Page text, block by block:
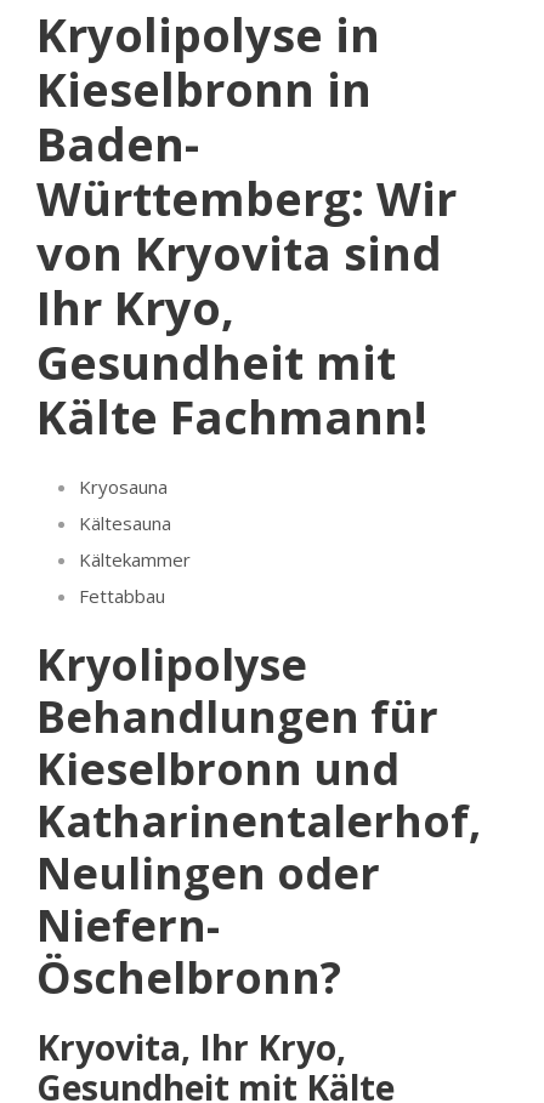
Kryolipolyse in
Kieselbronn in
Baden-
Württemberg: Wir
von Kryovita sind
Ihr Kryo,
Gesundheit mit
Kälte Fachmann!
Kryosauna
Kältesauna
Kältekammer
Fettabbau
Kryolipolyse
Behandlungen für
Kieselbronn und
Katharinentalerhof,
Neulingen oder
Niefern-
Öschelbronn?
Kryovita, Ihr Kryo,
Gesundheit mit Kälte